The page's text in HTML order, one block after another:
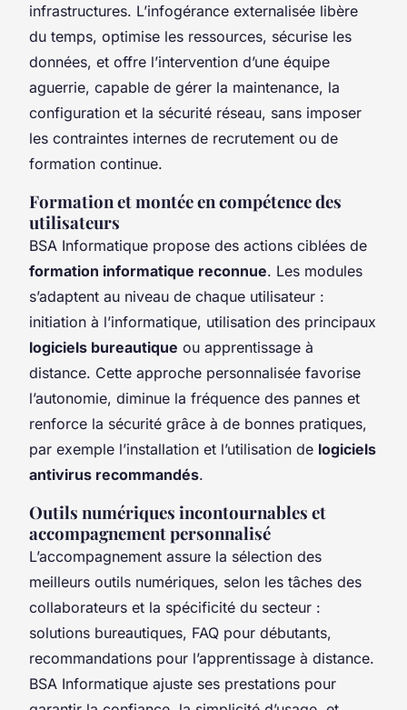
infrastructures. L’infogérance externalisée libère
du temps, optimise les ressources, sécurise les
données, et offre l’intervention d’une équipe
aguerrie, capable de gérer la maintenance, la
configuration et la sécurité réseau, sans imposer
les contraintes internes de recrutement ou de
formation continue.
Formation et montée en compétence des
utilisateurs
BSA Informatique propose des actions ciblées de
formation informatique reconnue. Les modules
s’adaptent au niveau de chaque utilisateur :
initiation à l’informatique, utilisation des principaux
logiciels bureautique ou apprentissage à
distance. Cette approche personnalisée favorise
l’autonomie, diminue la fréquence des pannes et
renforce la sécurité grâce à de bonnes pratiques,
par exemple l’installation et l’utilisation de logiciels
antivirus recommandés.
Outils numériques incontournables et
accompagnement personnalisé
L’accompagnement assure la sélection des
meilleurs outils numériques, selon les tâches des
collaborateurs et la spécificité du secteur :
solutions bureautiques, FAQ pour débutants,
recommandations pour l’apprentissage à distance.
BSA Informatique ajuste ses prestations pour